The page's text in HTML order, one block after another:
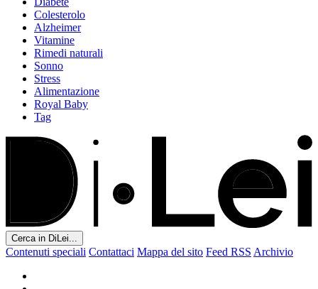
Colesterolo
Alzheimer
Vitamine
Rimedi naturali
Sonno
Stress
Alimentazione
Royal Baby
Tag
Cerca in DiLei...
Contenuti speciali Contattaci Mappa del sito Feed RSS Archivio